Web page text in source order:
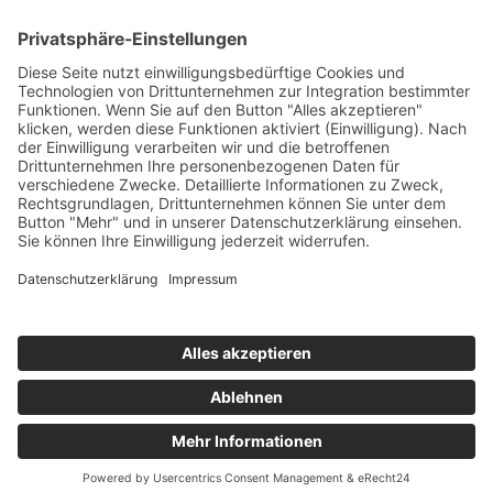
Praxis
›Energiespeicherung Technologien: Trends, Systeme
und Praxis
›Wie erneuerbare Energien das Stromnetz verändern
›Digitalisierung Energiewirtschaft: Effizienz, Netze und
Prozesse
›Elektromobilität Energie: Chancen, Netze und
Geschäftsmodelle
›Vorstandswechsel Westenergie: Böddeling übernimmt
befristet
Solaranlage Regenbogenfarben: FC St. Pauli und
LichtBlick installieren erste weltweite Anlage
Jetzt an der STUDIE360 teilnehmen
Wir möchten Transparenz mit einheitlichen Kriterien